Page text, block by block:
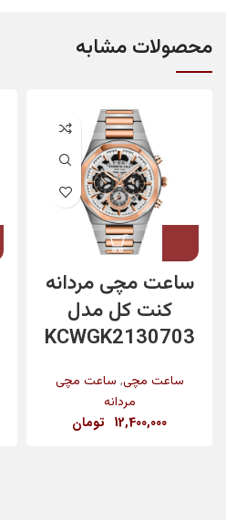
محصولات مشابه
ساعت مچی مردانه
کنت کل مدل
KCWGK2130703
ساعت مچی, ساعت مچی
مردانه
12,400,000 تومان